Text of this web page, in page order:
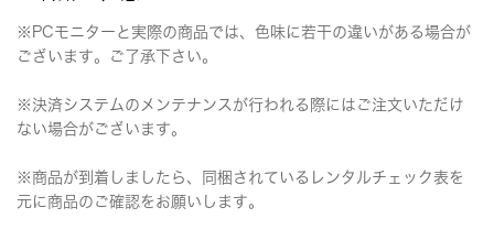
※PCモニターと実際の商品では、色味に若干の違いがある場合が
ございます。ご了承下さい。
※決済システムのメンテナンスが行われる際にはご注文いただけ
ない場合がございます。
※商品が到着しましたら、同梱されているレンタルチェック表を
元に商品のご確認をお願いします。